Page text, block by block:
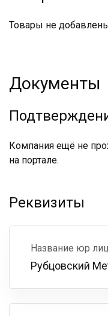
Товары не
Документы
Компания ещё не
на портале.
Реквизиты
Название юр
Рубцовский